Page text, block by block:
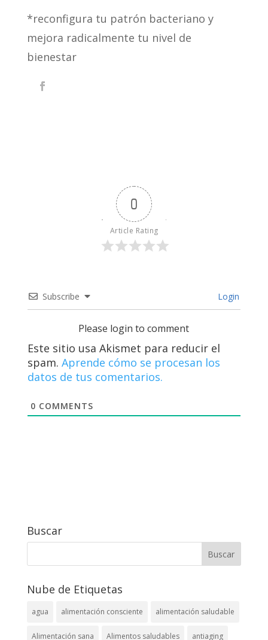
*reconfigura tu patrón bacteriano y
mejora radicalmente tu nivel de
bienestar
0
Article Rating
Subscribe Login
Please login to comment
Este sitio usa Akismet para reducir el
spam. Aprende cómo se procesan los
datos de tus comentarios.
0 COMMENTS
Buscar
Nube de Etiquetas
agua alimentación consciente alimentación saludable
Alimentación sana Alimentos saludables antiaging